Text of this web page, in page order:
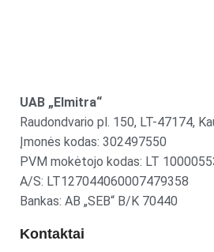
UAB „Elmitra“
Raudondvario pl. 150, LT-47174,
Įmonės kodas: 302497550
PVM mokėtojo kodas: LT
A/S: LT127044060007479358
Bankas: AB „SEB“ B/K 70440
Kontaktai